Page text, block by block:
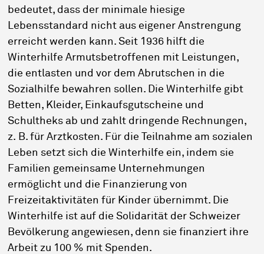
bedeutet, dass der minimale hiesige
Lebensstandard nicht aus eigener Anstrengung
erreicht werden kann. Seit 1936 hilft die
Winterhilfe Armutsbetroffenen mit Leistungen,
die entlasten und vor dem Abrutschen in die
Sozialhilfe bewahren sollen. Die Winterhilfe gibt
Betten, Kleider, Einkaufsgutscheine und
Schultheks ab und zahlt dringende Rechnungen,
z. B. für Arztkosten. Für die Teilnahme am sozialen
Leben setzt sich die Winterhilfe ein, indem sie
Familien gemeinsame Unternehmungen
ermöglicht und die Finanzierung von
Freizeitaktivitäten für Kinder übernimmt. Die
Winterhilfe ist auf die Solidarität der Schweizer
Bevölkerung angewiesen, denn sie finanziert ihre
Arbeit zu 100 % mit Spenden.